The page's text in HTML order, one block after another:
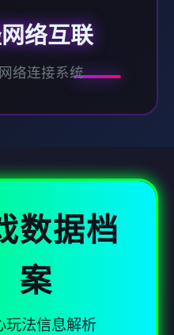
络互联
络连接系统
数据档
案
玩法信息解析